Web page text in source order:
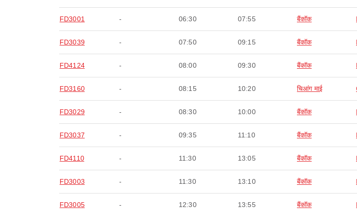
FD3001 - 06:30 07:55 बैंकॉक
FD3039 - 07:50 09:15 बैंकॉक
FD4124 - 08:00 09:30 बैंकॉक
FD3160 - 08:15 10:20 चिआंग माई
FD3029 - 08:30 10:00 बैंकॉक
FD3037 - 09:35 11:10 बैंकॉक
FD4110 - 11:30 13:05 बैंकॉक
FD3003 - 11:30 13:10 बैंकॉक
FD3005 - 12:30 13:55 बैंकॉक